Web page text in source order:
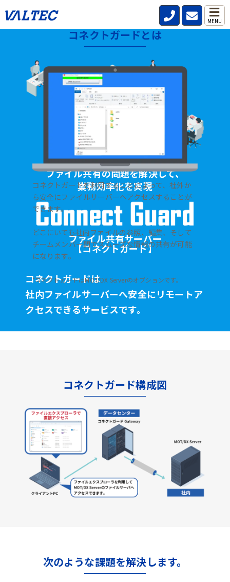
MENU
製品・サービス>ファイル共有サーバー【コネクトガード】
ファイル共有の問題を解決して、
業務効率化を実現
ファイル共有サーバー
【コネクトガード】
コネクトガードは
社内ファイルサーバーへ安全にリモートア
クセスできるサービスです。
コネクトガードとは
コネクトガードを利用することによって、社外か
ら安全にファイルサーバーへアクセスすることが
できます。
どこにいても社内ファイルの参照、編集、そして
チームメンバー間でスムーズな情報の共有が可能
になります。
*コネクトガードはMOT/DX Serverのオプションです。
コネクトガード構成図
次のような課題を解決します。